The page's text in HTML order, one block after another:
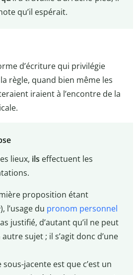
qu’il espérait.
d’écriture qui privilégie
règle, quand bien même les
iraient à l’encontre de la
lieux, ils effectuent les
proposition étant
), l’usage du pronom personnel
justifié, d’autant qu’il ne peut
sujet ; il s’agit donc d’une
sous-jacente est que c’est un